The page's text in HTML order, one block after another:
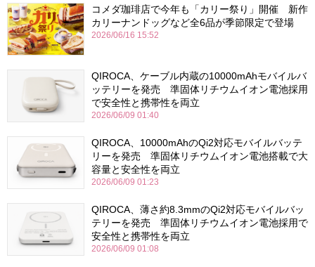
コメダ珈琲店で今年も「カリー祭り」開催 新作
カリーナンドッグなど全6品が季節限定で登場
2026/06/16 15:52
QIROCA、ケーブル内蔵の10000mAhモバイルバ
ッテリーを発売 準固体リチウムイオン電池採用
で安全性と携帯性を両立
2026/06/09 01:40
QIROCA、10000mAhのQi2対応モバイルバッテ
リーを発売 準固体リチウムイオン電池搭載で大
容量と安全性を両立
2026/06/09 01:23
QIROCA、薄さ約8.3mmのQi2対応モバイルバッ
テリーを発売 準固体リチウムイオン電池採用で
安全性と携帯性を両立
2026/06/09 01:08